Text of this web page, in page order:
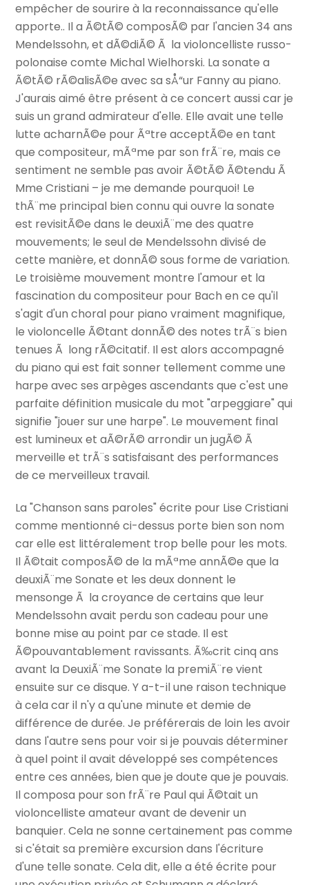
empêcher de sourire à la reconnaissance qu'elle
apporte.. Il a Ã©tÃ© composÃ© par l'ancien 34 ans
Mendelssohn, et dÃ©diÃ© Ã la violoncelliste russo-
polonaise comte Michal Wielhorski. La sonate a
Ã©tÃ© rÃ©alisÃ©e avec sa sÅ“ur Fanny au piano.
J'aurais aimé être présent à ce concert aussi car je
suis un grand admirateur d'elle. Elle avait une telle
lutte acharnÃ©e pour Ãªtre acceptÃ©e en tant
que compositeur, mÃªme par son frÃ¨re, mais ce
sentiment ne semble pas avoir Ã©tÃ© Ã©tendu Ã
Mme Cristiani – je me demande pourquoi! Le
thÃ¨me principal bien connu qui ouvre la sonate
est revisitÃ©e dans le deuxiÃ¨me des quatre
mouvements; le seul de Mendelssohn divisé de
cette manière, et donnÃ© sous forme de variation.
Le troisième mouvement montre l'amour et la
fascination du compositeur pour Bach en ce qu'il
s'agit d'un choral pour piano vraiment magnifique,
le violoncelle Ã©tant donnÃ© des notes trÃ¨s bien
tenues Ã long rÃ©citatif. Il est alors accompagné
du piano qui est fait sonner tellement comme une
harpe avec ses arpèges ascendants que c'est une
parfaite définition musicale du mot "arpeggiare" qui
signifie "jouer sur une harpe". Le mouvement final
est lumineux et aÃ©rÃ© arrondir un jugÃ© Ã
merveille et trÃ¨s satisfaisant des performances
de ce merveilleux travail.
La "Chanson sans paroles" écrite pour Lise Cristiani
comme mentionné ci-dessus porte bien son nom
car elle est littéralement trop belle pour les mots.
Il Ã©tait composÃ© de la mÃªme annÃ©e que la
deuxiÃ¨me Sonate et les deux donnent le
mensonge Ã la croyance de certains que leur
Mendelssohn avait perdu son cadeau pour une
bonne mise au point par ce stade. Il est
Ã©pouvantablement ravissants. Ã‰crit cinq ans
avant la DeuxiÃ¨me Sonate la premiÃ¨re vient
ensuite sur ce disque. Y a-t-il une raison technique
à cela car il n'y a qu'une minute et demie de
différence de durée. Je préférerais de loin les avoir
dans l'autre sens pour voir si je pouvais déterminer
à quel point il avait développé ses compétences
entre ces années, bien que je doute que je pouvais.
Il composa pour son frÃ¨re Paul qui Ã©tait un
violoncelliste amateur avant de devenir un
banquier. Cela ne sonne certainement pas comme
si c'était sa première excursion dans l'écriture
d'une telle sonate. Cela dit, elle a été écrite pour